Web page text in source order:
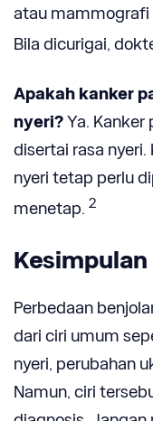
atau mammografi
Bila dicurigai,
Apakah kanker
nyeri?Ya.
disertai rasa
nyeri tetap perlu
menetap. 2
Kesimpulan
Perbedaan
dari ciri umum
nyeri, perubahan
Namun, ciri